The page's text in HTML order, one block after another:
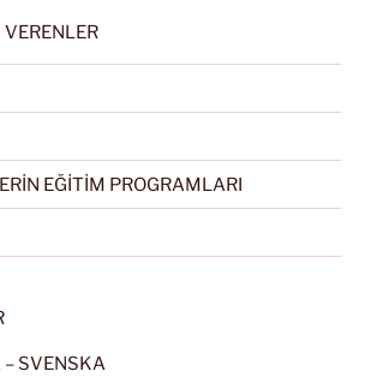
VERENLER
EĞİTİM PROGRAMLARI
– SVENSKA